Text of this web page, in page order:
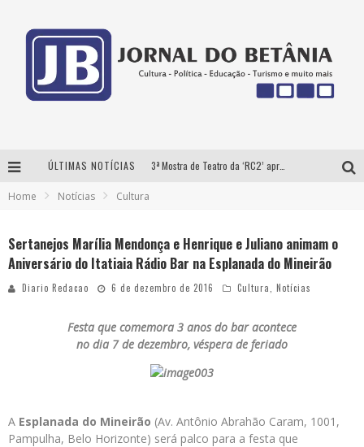
ÚLTIMAS NOTÍCIAS 3ª Mostra de Teatro da ‘RC2’ apresenta ‘seis espetáculos’ imperdíveis para o público ‘infantil e adulto’ assistir no conforto de casa pelo canal do Youtube
‘AS NOITES MAL DORMIDAS DE CAIO JOCHEM’ é a nova obra do escritor mineiro Raphael Juliano
Home Notícias Cultura
Sertanejos Marília Mendonça e Henrique e Juliano animam o
Aniversário do Itatiaia Rádio Bar na Esplanada do Mineirão
Diario Redacao 6 de dezembro de 2016 Cultura Notícias
Festa que comemora 3 anos do bar acontece
no dia 7 de dezembro, véspera de feriado
A Esplanada do Mineirão (Av. Antônio Abrahão Caram, 1001,
Pampulha, Belo Horizonte) será palco para a festa que